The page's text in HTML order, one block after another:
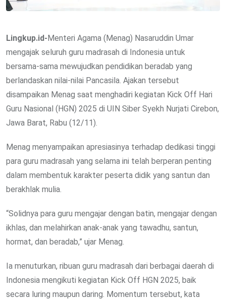
Lingkup.id- Menteri Agama (Menag) Nasaruddin Umar
mengajak seluruh guru madrasah di Indonesia untuk
bersama-sama mewujudkan pendidikan beradab yang
berlandaskan nilai-nilai Pancasila. Ajakan tersebut
disampaikan Menag saat menghadiri kegiatan Kick Off Hari
Guru Nasional (HGN) 2025 di UIN Siber Syekh Nurjati Cirebon,
Jawa Barat, Rabu (12/11).
Menag menyampaikan apresiasinya terhadap dedikasi tinggi
para guru madrasah yang selama ini telah berperan penting
dalam membentuk karakter peserta didik yang santun dan
berakhlak mulia.
“Solidnya para guru mengajar dengan batin, mengajar dengan
ikhlas, dan melahirkan anak-anak yang tawadhu, santun,
hormat, dan beradab,” ujar Menag.
Ia menuturkan, ribuan guru madrasah dari berbagai daerah di
Indonesia mengikuti kegiatan Kick Off HGN 2025, baik
secara luring maupun daring. Momentum tersebut, kata